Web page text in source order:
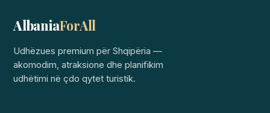
AlbaniaForAll
Udhëzues premium për Shqipëria —
akomodim, atraksione dhe planifikim
udhëtimi në çdo qytet turistik.